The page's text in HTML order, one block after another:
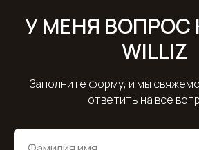
У МЕНЯ ВОПРОС
WILLIZ
Заполните форму, и мы
ответить на все